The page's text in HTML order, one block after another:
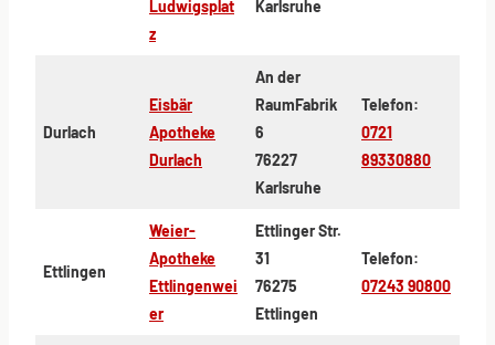
Ludwigsplat
z
Karlsruhe
Durlach
Eisbär
Apotheke
Durlach
An der
RaumFabrik
6
76227
Karlsruhe
Telefon:
0721
89330880
Ettlingen
Weier-
Apotheke
Ettlingenwei
er
Ettlinger Str.
31
76275
Ettlingen
Telefon:
07243 90800